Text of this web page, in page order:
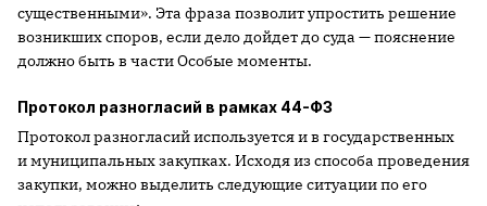
существенными». Эта фраза позволит упростить решение
возникших споров, если дело дойдет до суда — пояснение
должно быть в части Особые моменты.
Протокол разногласий в рамках 44-ФЗ
Протокол разногласий используется и в государственных
и муниципальных закупках. Исходя из способа проведения
закупки, можно выделить следующие ситуации по его